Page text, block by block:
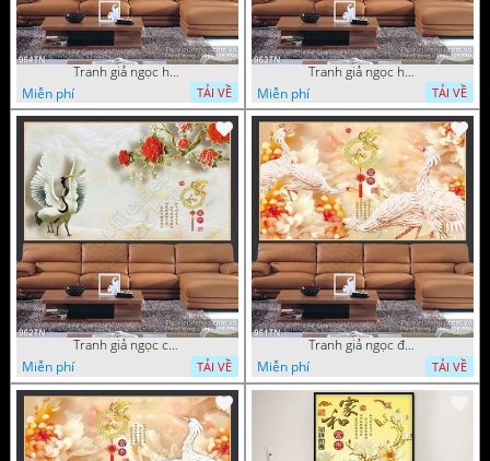
Tranh giả ngọc hoa thư pháp treo tường
Miễn phí
TẢI VỀ
Tranh giả ngọc hoa thư pháp
Miễn phí
TẢI VỀ
Tranh giả ngọc chim hạc và hoa
Miễn phí
TẢI VỀ
Tranh giả ngọc đội hạc và hoa cúc
Miễn phí
TẢI VỀ